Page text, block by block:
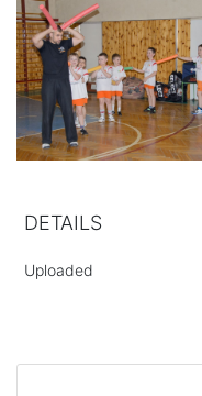
DETAILS
Uploaded